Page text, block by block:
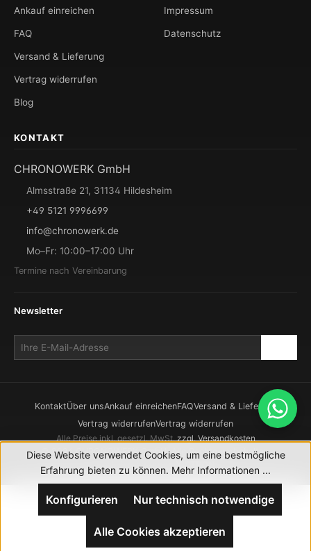
Ankauf einreichen
FAQ
Versand & Lieferung
Vertrag widerrufen
Blog
Impressum
Datenschutz
KONTAKT
CHRONOWERK GmbH
Almsstraße 21, 31134 Hildesheim
+49 5121 9996699
info@chronowerk.de
Mo–Fr: 10:00–17:00 Uhr
Termine nach Vereinbarung
Newsletter
KontaktÜber unsAnkauf einreichenFAQVersand & Lieferung
Vertrag widerrufenVertrag widerrufen
Alle Preise inkl. gesetzl. MwSt.zzgl. Versandkosten
© 2026 CHRONOWERK GmbH. Alle Rechte vorbehalten.
Realisierung durch XICTRON
Diese Website verwendet Cookies, um eine bestmögliche
Erfahrung bieten zu können. Mehr Informationen ...
Nur technisch notwendige
Konfigurieren
Alle Cookies akzeptieren